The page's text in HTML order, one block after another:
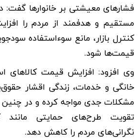
فشارهای معیشتی بر خانوارها گفت:
مستقیم و هدفمند از مردم را
کنترل بازار، مانع سوءاستفاده
قیمت‌ها شود.
وی افزود: افزایش قیمت کالاهای
خانگی و خدمات، زندگی اقشار
مشکلات جدی مواجه کرده و در چنین
تقویت طرح‌های حمایتی مانند
نگرانی‌های مردم را کاهش دهد.